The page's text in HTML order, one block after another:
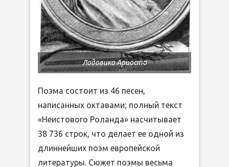
Лодовико Ариосто
Поэма состоит из 46 песен,
написанных октавами; полный текст
«Неистового Роланда» насчитывает
38 736 строк, что делает ее одной из
длиннейших поэм европейской
литературы. Сюжет поэмы весьма